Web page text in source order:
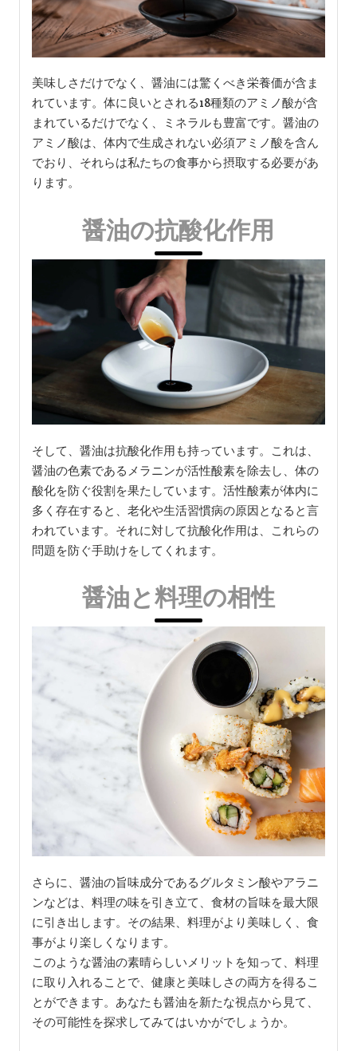
美味しさだけでなく、醤油には驚くべき栄養価が含ま
れています。体に良いとされる18種類のアミノ酸が含
まれているだけでなく、ミネラルも豊富です。醤油の
アミノ酸は、体内で生成されない必須アミノ酸を含ん
でおり、それらは私たちの食事から摂取する必要があ
ります。
醤油の抗酸化作用
そして、醤油は抗酸化作用も持っています。これは、
醤油の色素であるメラニンが活性酸素を除去し、体の
酸化を防ぐ役割を果たしています。活性酸素が体内に
多く存在すると、老化や生活習慣病の原因となると言
われています。それに対して抗酸化作用は、これらの
問題を防ぐ手助けをしてくれます。
醤油と料理の相性
さらに、醤油の旨味成分であるグルタミン酸やアラニ
ンなどは、料理の味を引き立て、食材の旨味を最大限
に引き出します。その結果、料理がより美味しく、食
事がより楽しくなります。
このような醤油の素晴らしいメリットを知って、料理
に取り入れることで、健康と美味しさの両方を得るこ
とができます。あなたも醤油を新たな視点から見て、
その可能性を探求してみてはいかがでしょうか。